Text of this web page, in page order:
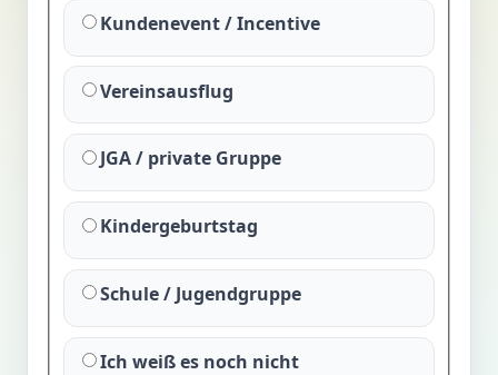
Kundenevent / Incentive
Vereinsausflug
JGA / private Gruppe
Kindergeburtstag
Schule / Jugendgruppe
Ich weiß es noch nicht